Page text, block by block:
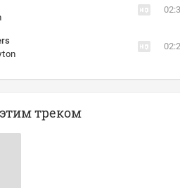
треком